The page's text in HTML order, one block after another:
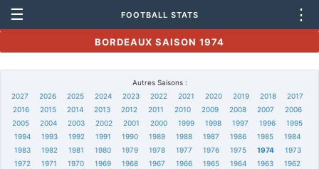
☰ FOOTBALL STATS ⋮
BORDEAUX SAISON 1974
Autres Saisons :
2027
2026 2025 2024 2023 2022 2021 2020 2019 2018
2017
2016
2015 2014 2013 2012 2011 2010 2009 2008 2007
2006
2005
2004 2003 2002 2001 2000 1999 1998 1997 1996
1995
1994
1993 1992 1991 1990 1989 1988 1987 1986 1985
1984
1983
1982 1981 1980 1979 1978 1977 1976 1975 1974
1973
1972
1971 1970 1969 1968 1967 1966 1965 1964 1963
1962